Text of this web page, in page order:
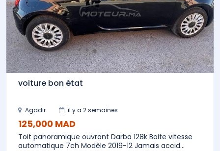
voiture bon état
Agadir il y a 2 semaines
125,000 MAD
Toit panoramique ouvrant Darba 128k Boite vitesse
automatique 7ch Modèle 2019-12 Jamais accid...